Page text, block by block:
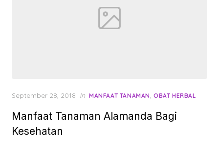
Posted
September 28, 2018 in MANFAAT TANAMAN, OBAT HERBAL
Manfaat Tanaman Alamanda Bagi
Kesehatan